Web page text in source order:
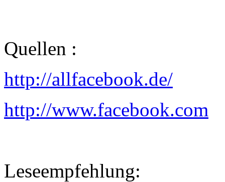
Quellen :
http://allfacebook.de/
http://www.facebook.com
Leseempfehlung: